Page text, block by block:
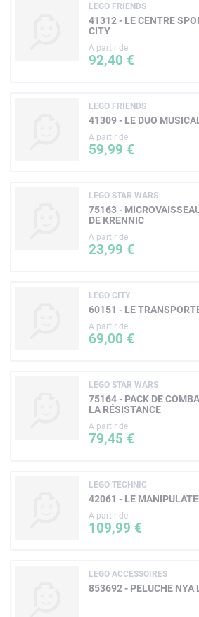
LEGO FRIENDS
41312 - LE CENTRE
CITY
A partir de
92,40 €
LEGO FRIENDS
41309 - LE DUO
A partir de
59,99 €
LEGO STAR WARS
75163 -
DE KRENNIC
A partir de
23,99 €
LEGO CITY
60151 - LE
A partir de
69,00 €
LEGO STAR WARS
75164 - PACK DE
LA RÉSISTANCE
A partir de
79,45 €
LEGO TECHNIC
42061 - LE
A partir de
109,99 €
LEGO ACCESSOIRES
853692 - PELUCHE NYA